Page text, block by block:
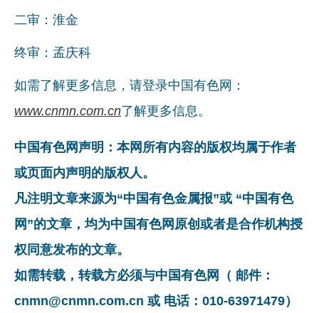
二审：淮金
终审：孟庆科
如需了解更多信息，请登录中国有色网：
www.cnmn.com.cn了解更多信息。
中国有色网声明：本网所有内容的版权均属于作者
或页面内声明的版权人。
凡注明文章来源为“中国有色金属报”或 “中国有色
网”的文章，均为中国有色网原创或者是合作机构授
权同意发布的文章。
如需转载，转载方必须与中国有色网（ 邮件：
cnmn@cnmn.com.cn 或 电话：010-63971479）